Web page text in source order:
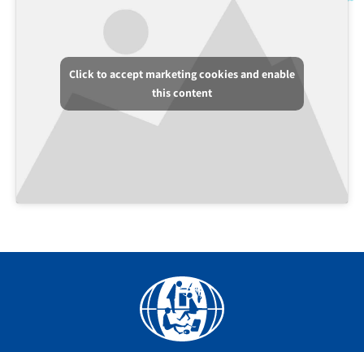
Click to accept marketing cookies and enable
this content
Facebook
YouTube
Instagram